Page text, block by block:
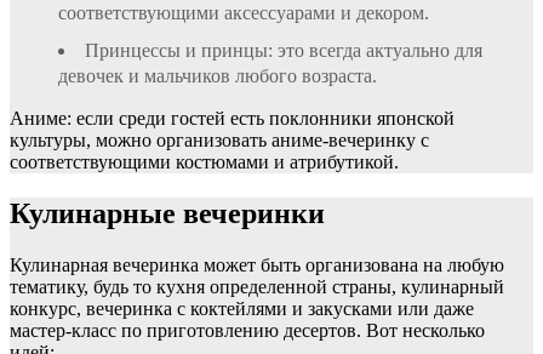
соответствующими аксессуарами и декором.
Принцессы и принцы: это всегда актуально для
девочек и мальчиков любого возраста.
Аниме: если среди гостей есть поклонники японской
культуры, можно организовать аниме-вечеринку с
соответствующими костюмами и атрибутикой.
Кулинарные вечеринки
Кулинарная вечеринка может быть организована на любую
тематику, будь то кухня определенной страны, кулинарный
конкурс, вечеринка с коктейлями и закусками или даже
мастер-класс по приготовлению десертов. Вот несколько